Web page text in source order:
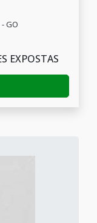
- GO
EXPOSTAS